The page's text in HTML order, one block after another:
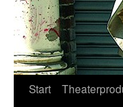
Zum
Start